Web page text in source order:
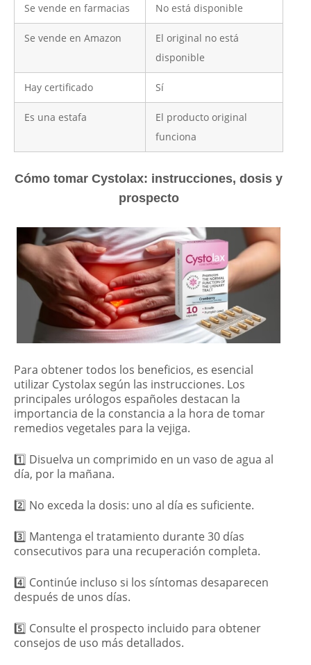
Se vende en farmacias No está disponible
Se vende en Amazon
El original no está
disponible
Hay certificado Sí
Es una estafa
El producto original
funciona
Cómo tomar Cystolax: instrucciones, dosis y
prospecto
Para obtener todos los beneficios, es esencial
utilizar Cystolax según las instrucciones. Los
principales urólogos españoles destacan la
importancia de la constancia a la hora de tomar
remedios vegetales para la vejiga.
1️⃣ Disuelva un comprimido en un vaso de agua al
día, por la mañana.
2️⃣ No exceda la dosis: uno al día es suficiente.
3️⃣ Mantenga el tratamiento durante 30 días
consecutivos para una recuperación completa.
4️⃣ Continúe incluso si los síntomas desaparecen
después de unos días.
5️⃣ Consulte el prospecto incluido para obtener
consejos de uso más detallados.